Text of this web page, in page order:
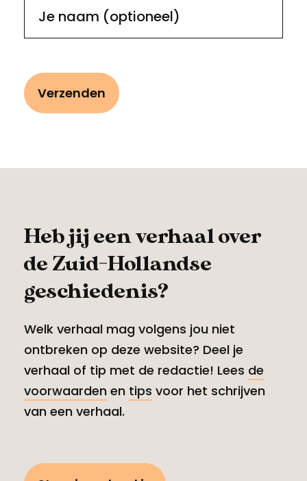
Je naam (optioneel)
Heb jij een verhaal over
de Zuid-Hollandse
geschiedenis?
Welk verhaal mag volgens jou niet
ontbreken op deze website? Deel je
verhaal of tip met de redactie! Lees de
voorwaarden en tips voor het schrijven
van een verhaal.